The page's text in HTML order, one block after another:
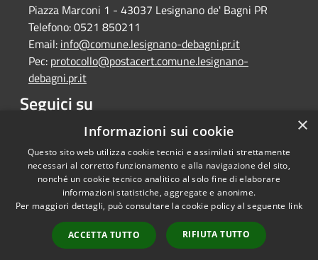
Piazza Marconi 1 - 43037 Lesignano de' Bagni PR
Telefono:0521 850211
Email: info@comune.lesignano-debagni.pr.it
Pec: protocollo@postacert.comune.lesignano-
debagni.pr.it
Seguici su
Facebook
Accessibilità
Copyright © 2026 • Comune di
Lesignano de' Bagni • Powered
byMunicipium
Accesso
redazione
×
Informazioni sui cookie
Questo sito web utilizza cookie tecnici e assimilati strettamente
necessari al corretto funzionamento e alla navigazione del sito,
nonché un cookie tecnico analitico al solo fine di elaborare
informazioni statistiche, aggregate e anonime.
Per maggiori dettagli, può consultare la cookie policy al seguente link
ACCETTA TUTTO RIFIUTA TUTTO